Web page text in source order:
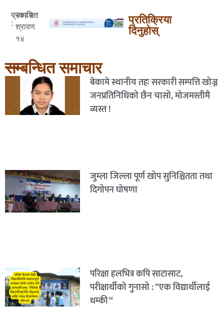
प्रकाशित
:
२०८२
श्रावण
१४
प्रतिक्रिया
दिनुहोस्
सम्बन्धित समाचार
बेकामे स्थानीय तहः सरकारी सम्पत्ति खोज्न
जनप्रतिनिधिको छैन चासो, मोजमस्तीमै
व्यस्त !
जुम्ला जिल्ला पूर्ण खोप सुनिश्चितता तथा
दिगोपन घोषणा
परिक्षा हलभित्र कपि साटासाट,
परीक्षार्थीको गुनासो : “एक विद्यार्थीलाई
धम्की “